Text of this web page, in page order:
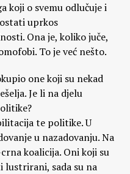
koji o svemu odlučuje i
uprkos
Ona je, koliko juče,
To je već nešto.
one koji su nekad
Je li na djelu
te politike. U
u nazadovanju. Na
koalicija. Oni koji su
sada su na